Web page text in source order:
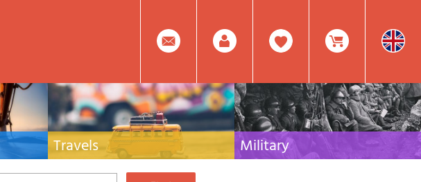
0
Item(s)
Facebook
Create
books
Travels
Travel guides and travel literature for Italy,
Europe and the rest of the world
Military
Collection of the best publications (books and